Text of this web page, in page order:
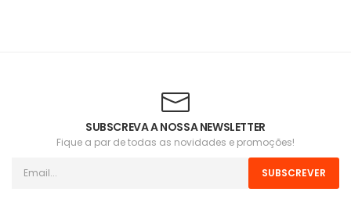
SUBSCREVA A NOSSA NEWSLETTER
Fique a par de todas as novidades e promoções!
SUBSCREVER